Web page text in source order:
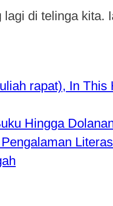
di telinga kita.
rapat), In This
Hingga